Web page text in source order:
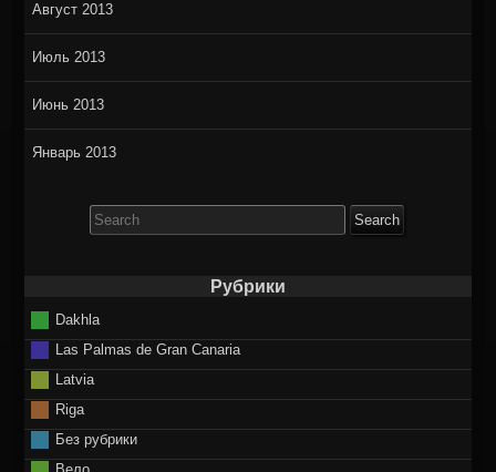
Август 2013
Июль 2013
Июнь 2013
Январь 2013
for:
Рубрики
Dakhla
Las Palmas de Gran Canaria
Latvia
Riga
Без рубрики
Вело